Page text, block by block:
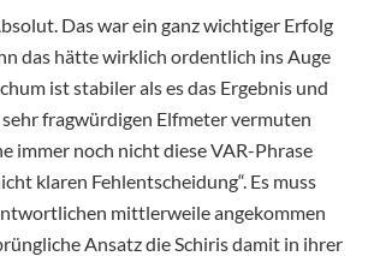
Das war ein ganz wichtiger Erfolg
das hätte wirklich ordentlich ins Auge
ist stabiler als es das Ergebnis und
fragwürdigen Elfmeter vermuten
immer noch nicht diese VAR-Phrase
klaren Fehlentscheidung“. Es muss
mittlerweile angekommen
Ansatz die Schiris damit in ihrer